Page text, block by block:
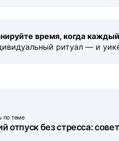
время, когда
ритуал — и
по теме
отпуск без стресса: